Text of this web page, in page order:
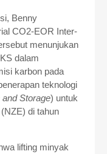
Benny
CO2-EOR Inter-
menunjukan
dalam
karbon pada
teknologi
Storage) untuk
(NZE) di tahun
lifting minyak